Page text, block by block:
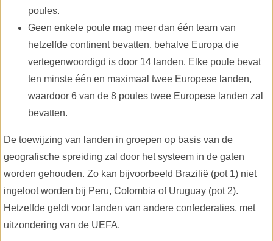
poules.
Geen enkele poule mag meer dan één team van
hetzelfde continent bevatten, behalve Europa die
vertegenwoordigd is door 14 landen. Elke poule bevat
ten minste één en maximaal twee Europese landen,
waardoor 6 van de 8 poules twee Europese landen zal
bevatten.
De toewijzing van landen in groepen op basis van de
geografische spreiding zal door het systeem in de gaten
worden gehouden. Zo kan bijvoorbeeld Brazilië (pot 1) niet
ingeloot worden bij Peru, Colombia of Uruguay (pot 2).
Hetzelfde geldt voor landen van andere confederaties, met
uitzondering van de UEFA.